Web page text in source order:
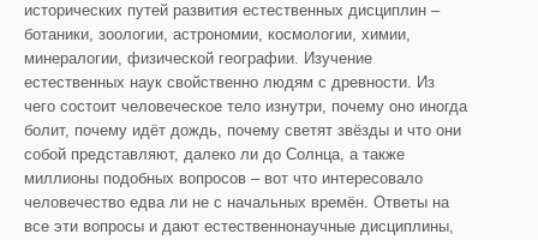
исторических путей развития естественных дисциплин –
ботаники, зоологии, астрономии, космологии, химии,
минералогии, физической географии. Изучение
естественных наук свойственно людям с древности. Из
чего состоит человеческое тело изнутри, почему оно иногда
болит, почему идёт дождь, почему светят звёзды и что они
собой представляют, далеко ли до Солнца, а также
миллионы подобных вопросов – вот что интересовало
человечество едва ли не с начальных времён. Ответы на
все эти вопросы и дают естественнонаучные дисциплины,